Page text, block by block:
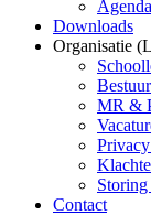
Agenda
Downloads
Organisatie
MR &
Contact